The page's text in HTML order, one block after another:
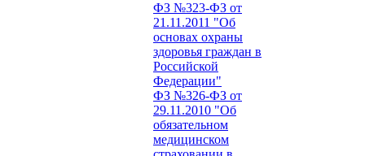
ФЗ №323-ФЗ от
21.11.2011 "Об
основах охраны
здоровья граждан в
Российской
Федерации"
ФЗ №326-ФЗ от
29.11.2010 "Об
обязательном
медицинском